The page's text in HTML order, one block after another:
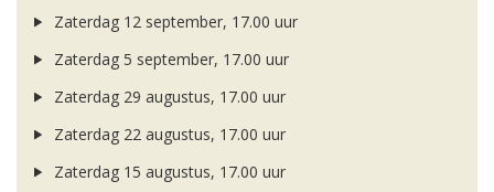
Zaterdag 12 september, 17.00 uur
Zaterdag 5 september, 17.00 uur
Zaterdag 29 augustus, 17.00 uur
Zaterdag 22 augustus, 17.00 uur
Zaterdag 15 augustus, 17.00 uur